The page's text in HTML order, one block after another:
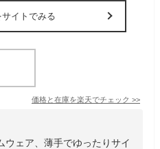
サイトでみる
価格と在庫を楽天でチェック >>
ウェア、薄手でゆったりサイ